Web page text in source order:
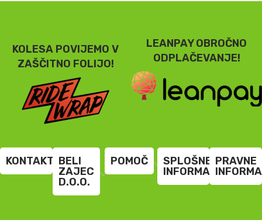
KOLESA POVIJEMO V
ZAŠČITNO FOLIJO!
LEANPAY OBROČNO
ODPLAČEVANJE!
KONTAKT BELI
ZAJEC
D.O.O.
POMOČ
SPLOŠNE
INFORMACIJE
PRAVNE